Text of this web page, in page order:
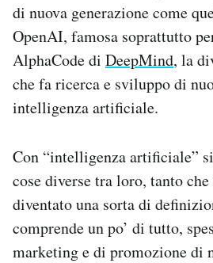
di nuova generazione come
OpenAI, famosa soprattutto
AlphaCode di DeepMind, la
che fa ricerca e sviluppo di
intelligenza artificiale.
Con “intelligenza artificiale”
cose diverse tra loro, tanto
diventato una sorta di
comprende un po’ di tutto,
marketing e di promozione di